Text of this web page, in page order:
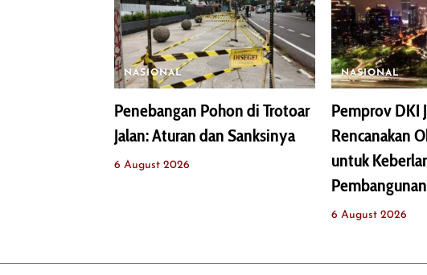
NASIONAL
Penebangan Pohon di Trotoar
Jalan: Aturan dan Sanksinya
6 August 2026
NASIONAL
Pemprov DKI
Rencanakan
untuk
Pembangunan
6 August 2026